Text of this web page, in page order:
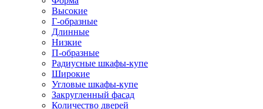
Высокие
Г-образные
Длинные
Низкие
П-образные
Радиусные шкафы-купе
Широкие
Угловые шкафы-купе
Закругленный фасад
Количество дверей